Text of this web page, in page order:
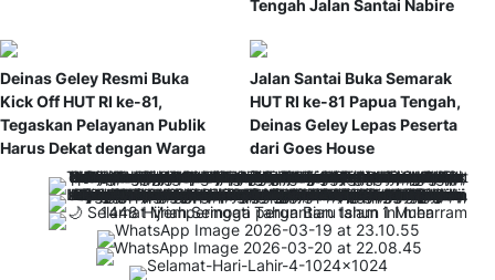
Tengah Jalan Santai Nabire
Deinas Geley Resmi Buka
Kick Off HUT RI ke-81,
Tegaskan Pelayanan Publik
Harus Dekat dengan Warga
Jalan Santai Buka Semarak
HUT RI ke-81 Papua Tengah,
Deinas Geley Lepas Peserta
dari Goes House